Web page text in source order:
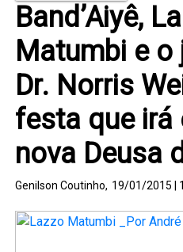
Band’Aiyê,
Matumbi e
Dr. Norris
festa que irá
nova Deusa
Genilson Coutinho, 19/01/2015 |